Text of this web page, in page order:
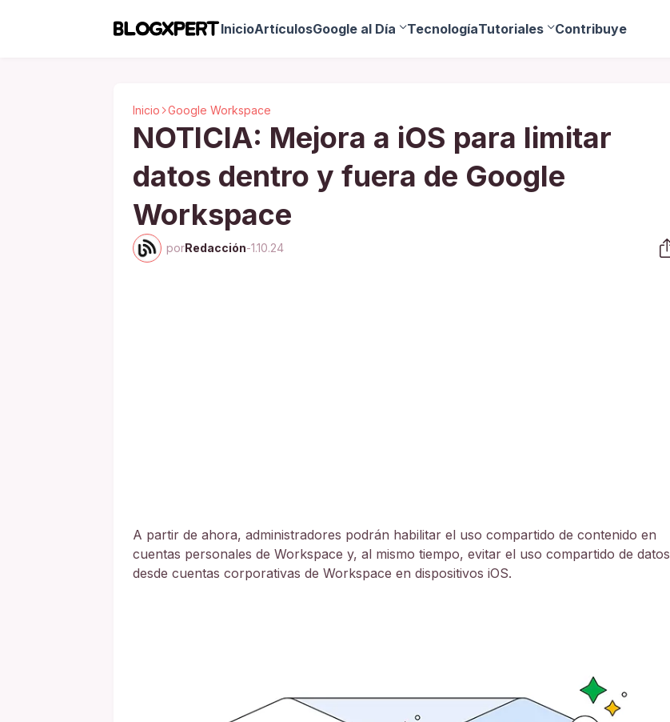
InicioArtículosGoogle al Día TecnologíaTutoriales Contribuye
Inicio Google Workspace
NOTICIA: Mejora a iOS para limitar
datos dentro y fuera de Google
Workspace
porRedacción-1.10.24
A partir de ahora, administradores podrán habilitar el uso compartido de contenido en
cuentas personales de Workspace y, al mismo tiempo, evitar el uso compartido de datos
desde cuentas corporativas de Workspace en dispositivos iOS.